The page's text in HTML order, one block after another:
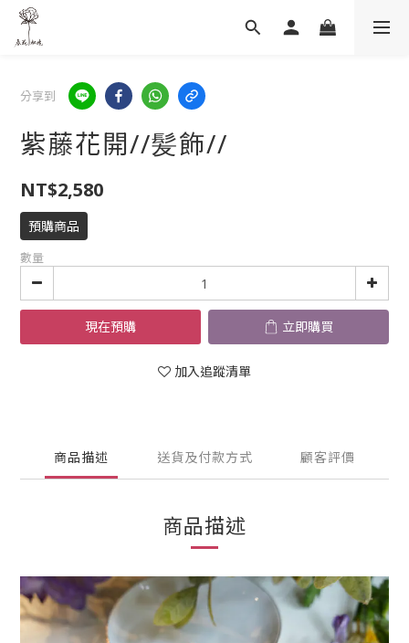
分享到
紫藤花開//髪飾//
NT$2,580
預購商品
數量
現在預購 立即購買
加入追蹤清單
商品描述 送貨及付款方式 顧客評價
商品描述